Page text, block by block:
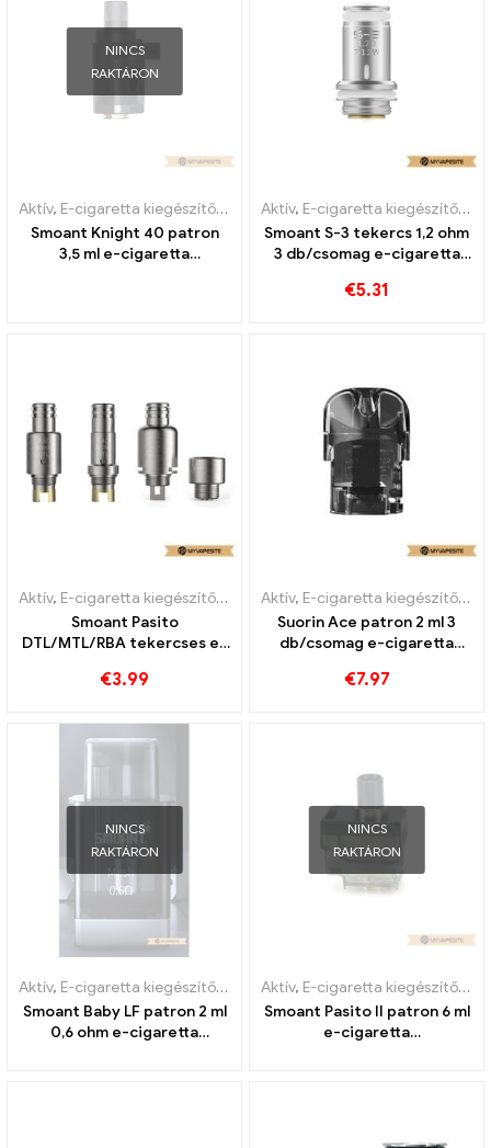
NINCS
RAKTÁRON
Aktív, E-cigaretta kiegészítők ,
Párologtató
Smoant Knight 40 patron
3,5 ml e-cigaretta
Aktív, E-cigaretta kiegészítők ,
Smoant S-3 tekercs 1,2 ohm
3 db/csomag e-cigaretta
€5.31
Aktív, E-cigaretta kiegészítők ,
Párologtató
Smoant Pasito
DTL/MTL/RBA tekercses e-
丨Egyedi
€3.99
Aktív, E-cigaretta kiegészítők ,
Suorin Ace patron 2 ml 3
db/csomag e-cigaretta
€7.97
NINCS
RAKTÁRON
Aktív, E-cigaretta kiegészítők ,
Párologtató
Smoant Baby LF patron 2 ml
0,6 ohm e-cigaretta
NINCS
RAKTÁRON
Aktív, E-cigaretta kiegészítők ,
Smoant Pasito II patron 6 ml
e-cigaretta